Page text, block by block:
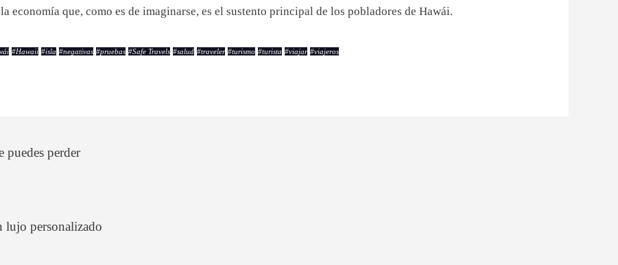
economía que, como es de imaginarse, es el sustento principal de los pobladores de Hawái.
#Hawaii #isla #negativas #pruebas #Safe Travels #salud #traveler #turismo #turista #viajar #viajeros
puedes perder
personalizado